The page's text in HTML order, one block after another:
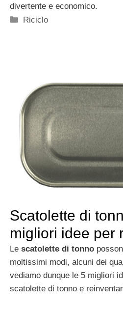
divertente e economico.
Categorie
Riciclo
Scatolette di
migliori idee per
Le scatolette di tonno
moltissimi modi, alcuni dei
vediamo dunque le 5 migliori
scatolette di tonno e